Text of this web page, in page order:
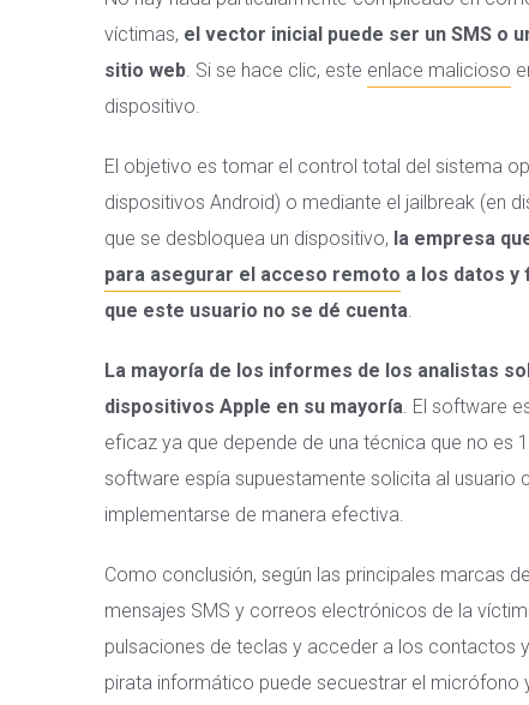
víctimas, el vector inicial puede ser un SMS o
sitio web. Si se hace clic, este enlace malicioso
dispositivo.
El objetivo es tomar el control total del sistema
dispositivos Android) o mediante el jailbreak (en
que se desbloquea un dispositivo, la empresa
para asegurar el acceso remoto a los datos y
que este usuario no se dé cuenta.
La mayoría de los informes de los analistas
dispositivos Apple en su mayoría. El software
eficaz ya que depende de una técnica que no es
software espía supuestamente solicita al
implementarse de manera efectiva.
Como conclusión, según las principales marcas
mensajes SMS y correos electrónicos de la
pulsaciones de teclas y acceder a los contactos
pirata informático puede secuestrar el